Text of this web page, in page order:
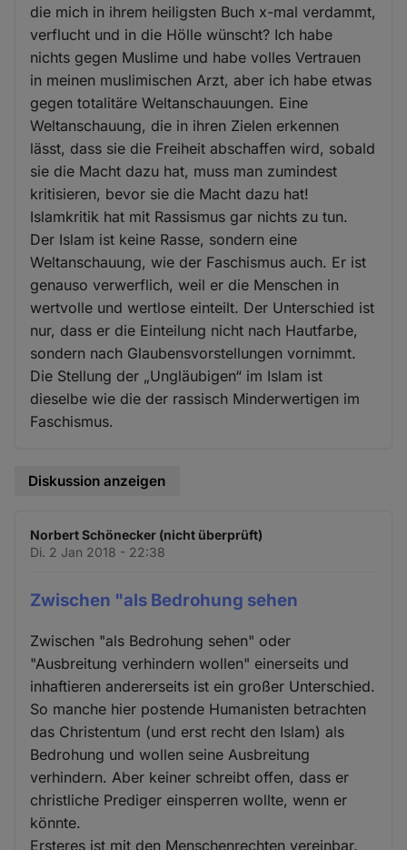
die mich in ihrem heiligsten Buch x-mal verdammt,
verflucht und in die Hölle wünscht? Ich habe
nichts gegen Muslime und habe volles Vertrauen
in meinen muslimischen Arzt, aber ich habe etwas
gegen totalitäre Weltanschauungen. Eine
Weltanschauung, die in ihren Zielen erkennen
lässt, dass sie die Freiheit abschaffen wird, sobald
sie die Macht dazu hat, muss man zumindest
kritisieren, bevor sie die Macht dazu hat!
Islamkritik hat mit Rassismus gar nichts zu tun.
Der Islam ist keine Rasse, sondern eine
Weltanschauung, wie der Faschismus auch. Er ist
genauso verwerflich, weil er die Menschen in
wertvolle und wertlose einteilt. Der Unterschied ist
nur, dass er die Einteilung nicht nach Hautfarbe,
sondern nach Glaubensvorstellungen vornimmt.
Die Stellung der „Ungläubigen“ im Islam ist
dieselbe wie die der rassisch Minderwertigen im
Faschismus.
Diskussion anzeigen
Norbert Schönecker (nicht überprüft)
Di. 2 Jan 2018 - 22:38
Zwischen "als Bedrohung sehen
Zwischen "als Bedrohung sehen" oder
"Ausbreitung verhindern wollen" einerseits und
inhaftieren andererseits ist ein großer Unterschied.
So manche hier postende Humanisten betrachten
das Christentum (und erst recht den Islam) als
Bedrohung und wollen seine Ausbreitung
verhindern. Aber keiner schreibt offen, dass er
christliche Prediger einsperren wollte, wenn er
könnte.
Ersteres ist mit den Menschenrechten vereinbar.